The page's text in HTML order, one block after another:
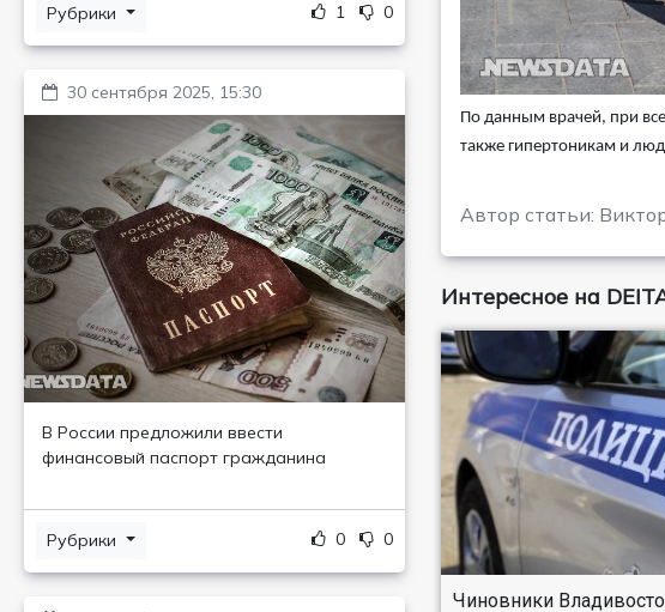
Рубрики 1 0
30 сентября 2025, 15:30
В России предложили ввести
финансовый паспорт гражданина
Рубрики 0 0
По данным врачей, при
также гипертоникам и
Автор статьи:
Интересное на
Чиновники